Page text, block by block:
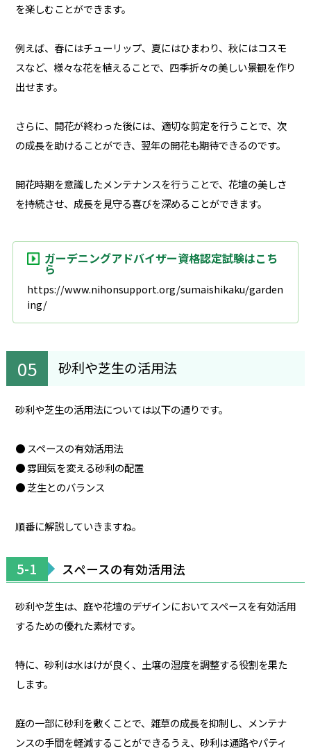
を楽しむことができます。
例えば、春にはチューリップ、夏にはひまわり、秋にはコスモ
スなど、様々な花を植えることで、四季折々の美しい景観を作り
出せます。
さらに、開花が終わった後には、適切な剪定を行うことで、次
の成長を助けることができ、翌年の開花も期待できるのです。
開花時期を意識したメンテナンスを行うことで、花壇の美しさ
を持続させ、成長を見守る喜びを深めることができます。
ガーデニングアドバイザー資格認定試験はこち
ら
https://www.nihonsupport.org/sumaishikaku/garden
ing/
砂利や芝生の活用法
砂利や芝生の活用法については以下の通りです。
● スペースの有効活用法
● 雰囲気を変える砂利の配置
● 芝生とのバランス
順番に解説していきますね。
5-1 スペースの有効活用法
砂利や芝生は、庭や花壇のデザインにおいてスペースを有効活用
するための優れた素材です。
特に、砂利は水はけが良く、土壌の湿度を調整する役割を果た
します。
庭の一部に砂利を敷くことで、雑草の成長を抑制し、メンテナ
ンスの手間を軽減することができるうえ、砂利は通路やパティ